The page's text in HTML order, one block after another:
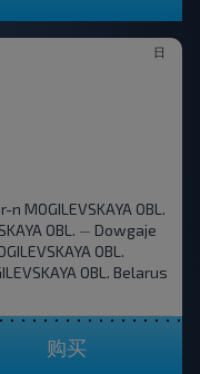
日
MOGILEVSKAYA OBL.
OBL. — Dowgaje
OBL.
OBL. Belarus
购买